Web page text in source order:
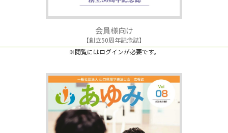
会員様向け
【創立50周年記念誌】
※閲覧にはログインが必要です。